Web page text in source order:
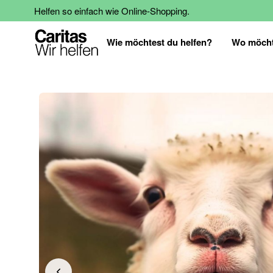
Helfen so einfach wie Online-Shopping.
Wie möchtest du helfen? Wo
Bildgalerie
springen